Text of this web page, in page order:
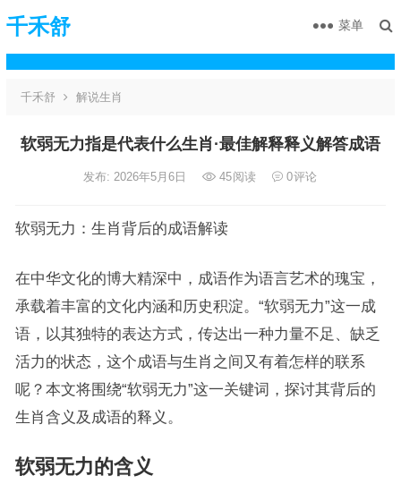
千禾舒 菜单
千禾舒 解说生肖
软弱无力指是代表什么生肖·最佳解释释义解答成语
发布: 2026年5月6日 45阅读 0评论
软弱无力：生肖背后的成语解读
在中华文化的博大精深中，成语作为语言艺术的瑰宝，
承载着丰富的文化内涵和历史积淀。“软弱无力”这一成
语，以其独特的表达方式，传达出一种力量不足、缺乏
活力的状态，这个成语与生肖之间又有着怎样的联系
呢？本文将围绕“软弱无力”这一关键词，探讨其背后的
生肖含义及成语的释义。
软弱无力的含义